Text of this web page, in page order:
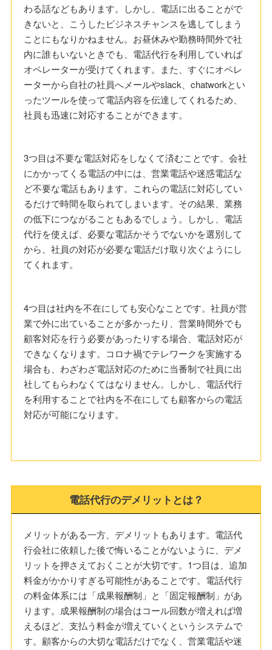
わる話などもあります。しかし、電話に出ることがで
きないと、こうしたビジネスチャンスを逃してしまう
ことにもなりかねません。お昼休みや勤務時間外で社
内に誰もいないときでも、電話代行を利用していれば
オペレーターが受けてくれます。また、すぐにオペレ
ーターから自社の社員へメールやslack、chatworkとい
ったツールを使って電話内容を伝達してくれるため、
社員も迅速に対応することができます。
3つ目は不要な電話対応をしなくて済むことです。会社
にかかってくる電話の中には、営業電話や迷惑電話な
ど不要な電話もあります。これらの電話に対応してい
るだけで時間を取られてしまいます。その結果、業務
の低下につながることもあるでしょう。しかし、電話
代行を使えば、必要な電話かそうでないかを選別して
から、社員の対応が必要な電話だけ取り次ぐようにし
てくれます。
4つ目は社内を不在にしても安心なことです。社員が営
業で外に出ていることが多かったり、営業時間外でも
顧客対応を行う必要があったりする場合、電話対応が
できなくなります。コロナ禍でテレワークを実施する
場合も、わざわざ電話対応のために当番制で社員に出
社してもらわなくてはなりません。しかし、電話代行
を利用することで社内を不在にしても顧客からの電話
対応が可能になります。
電話代行のデメリットとは？
メリットがある一方、デメリットもあります。電話代
行会社に依頼した後で悔いることがないように、デメ
リットを押さえておくことが大切です。1つ目は、追加
料金がかかりすぎる可能性があることです。電話代行
の料金体系には「成果報酬制」と「固定報酬制」があ
ります。成果報酬制の場合はコール回数が増えれば増
えるほど、支払う料金が増えていくというシステムで
す。顧客からの大切な電話だけでなく、営業電話や迷